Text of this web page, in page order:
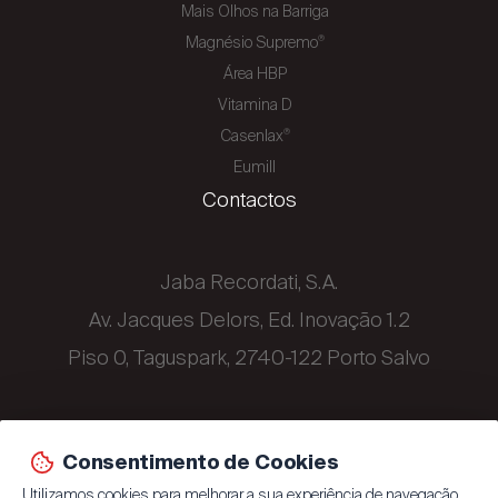
Mais Olhos na Barriga
Magnésio Supremo®
Área HBP
Vitamina D
Casenlax®
Eumill
Contactos
Jaba Recordati, S.A.
Av. Jacques Delors, Ed. Inovação 1.2
Piso 0, Taguspark, 2740-122 Porto Salvo
Consentimento de Cookies